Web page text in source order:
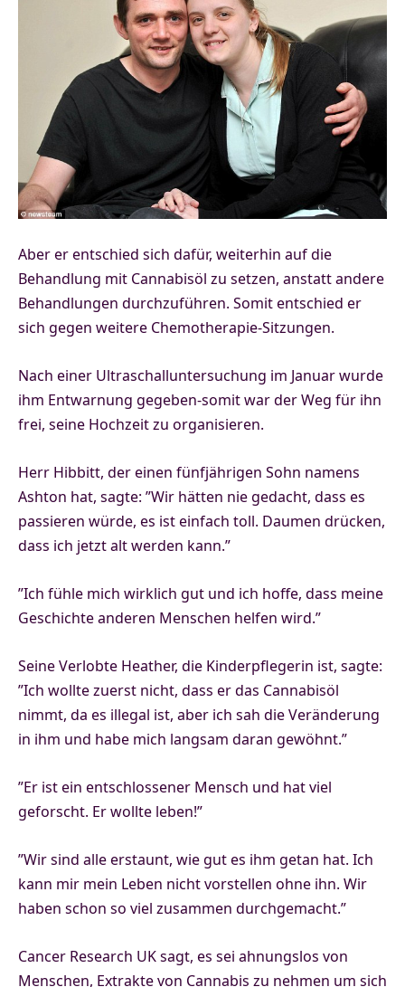
Aber er entschied sich dafür, weiterhin auf die
Behandlung mit Cannabisöl zu setzen, anstatt andere
Behandlungen durchzuführen. Somit entschied er
sich gegen weitere Chemotherapie-Sitzungen.
Nach einer Ultraschalluntersuchung im Januar wurde
ihm Entwarnung gegeben-somit war der Weg für ihn
frei, seine Hochzeit zu organisieren.
Herr Hibbitt, der einen fünfjährigen Sohn namens
Ashton hat, sagte: ”Wir hätten nie gedacht, dass es
passieren würde, es ist einfach toll. Daumen drücken,
dass ich jetzt alt werden kann.”
”Ich fühle mich wirklich gut und ich hoffe, dass meine
Geschichte anderen Menschen helfen wird.”
Seine Verlobte Heather, die Kinderpflegerin ist, sagte:
”Ich wollte zuerst nicht, dass er das Cannabisöl
nimmt, da es illegal ist, aber ich sah die Veränderung
in ihm und habe mich langsam daran gewöhnt.”
”Er ist ein entschlossener Mensch und hat viel
geforscht. Er wollte leben!”
”Wir sind alle erstaunt, wie gut es ihm getan hat. Ich
kann mir mein Leben nicht vorstellen ohne ihn. Wir
haben schon so viel zusammen durchgemacht.”
Cancer Research UK sagt, es sei ahnungslos von
Menschen, Extrakte von Cannabis zu nehmen um sich